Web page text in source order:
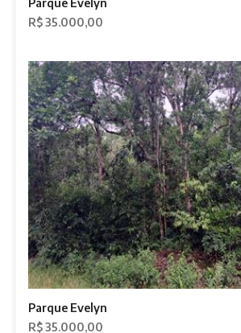
Parque Evelyn
R$ 35.000,00
Parque Evelyn
R$ 35.000,00